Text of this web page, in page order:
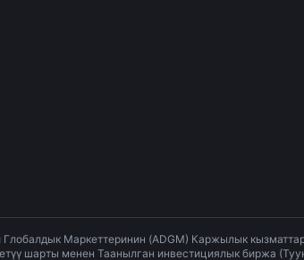
Маркеттеринин (ADGM) Каржылык
шарты менен Таанылган инвестициялык биржа